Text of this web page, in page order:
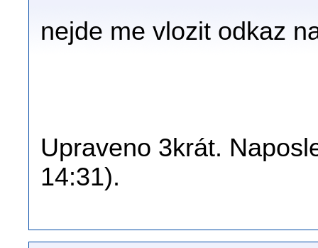
nejde me vlozit odkaz
Upraveno 3krát.
14:31).